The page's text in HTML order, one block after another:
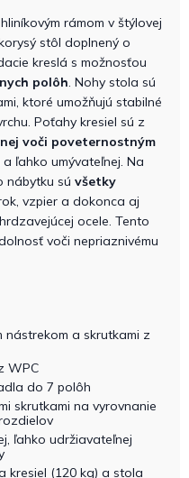
rámom v štýlovej
stôl doplnený o
kreslá s možnosťou
polôh. Nohy stola sú
ktoré umožňujú stabilné
Poťahy kresiel sú z
voči poveternostným
ľahko umývateľnej. Na
nábytku sú všetky
vzpier a dokonca aj
ocele. Tento
voči nepriaznivému
nástrekom a skrutkami z
WPC
do 7 polôh
skrutkami na vyrovnanie
ľahko udržiavateľnej
kresiel (120 kg) a stola